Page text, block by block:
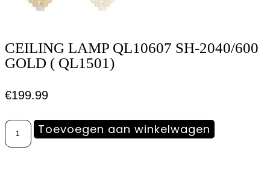
CEILING LAMP QL10607 SH-2040/600
GOLD ( QL1501)
€199.99
Toevoegen aan winkelwagen